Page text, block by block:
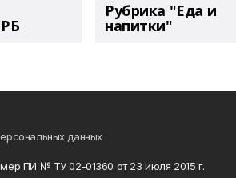
Рубрика "Еда и
напитки"
данных
ПИ № ТУ 02-01360 от 23 июля 2015 г.